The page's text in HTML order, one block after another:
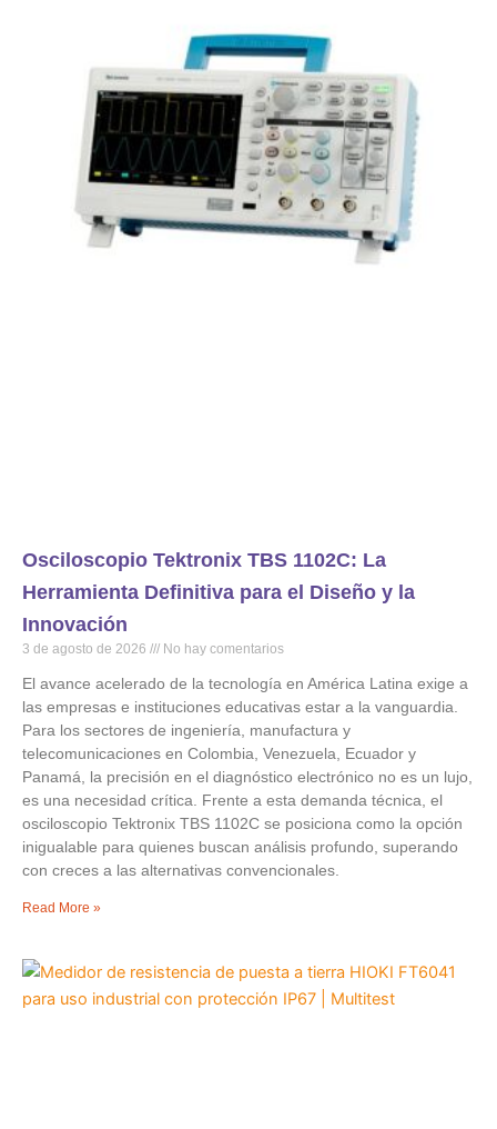
Osciloscopio Tektronix TBS 1102C: La
Herramienta Definitiva para el Diseño y la
Innovación
3 de agosto de 2026 No hay comentarios
El avance acelerado de la tecnología en América Latina exige a
las empresas e instituciones educativas estar a la vanguardia.
Para los sectores de ingeniería, manufactura y
telecomunicaciones en Colombia, Venezuela, Ecuador y
Panamá, la precisión en el diagnóstico electrónico no es un lujo,
es una necesidad crítica. Frente a esta demanda técnica, el
osciloscopio Tektronix TBS 1102C se posiciona como la opción
inigualable para quienes buscan análisis profundo, superando
con creces a las alternativas convencionales.
Read More »